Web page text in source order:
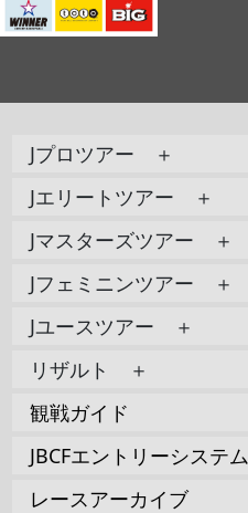
Jプロツアー ＋
Jエリートツアー ＋
Jマスターズツアー ＋
Jフェミニンツアー ＋
Jユースツアー ＋
リザルト ＋
観戦ガイド
JBCFエントリーシステム
レースアーカイブ